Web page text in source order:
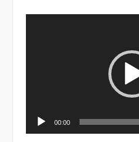
00:00